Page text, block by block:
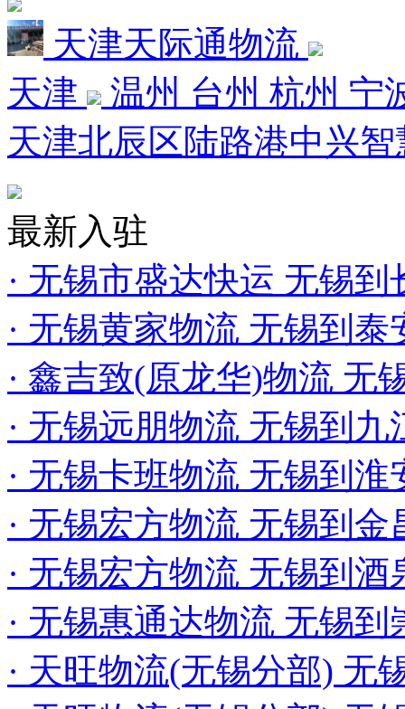
天津天际通物流
天津
温州 台州 杭州 宁
天津北辰区陆路港中兴
最新入驻
· 无锡市盛达快运 无锡
· 无锡黄家物流 无锡到泰
· 鑫吉致(原龙华)物流 无
· 无锡远朋物流 无锡到九
· 无锡卡班物流 无锡到淮
· 无锡宏方物流 无锡到
· 无锡宏方物流 无锡到酒
· 无锡惠通达物流 无锡
· 天旺物流(无锡分部) 无